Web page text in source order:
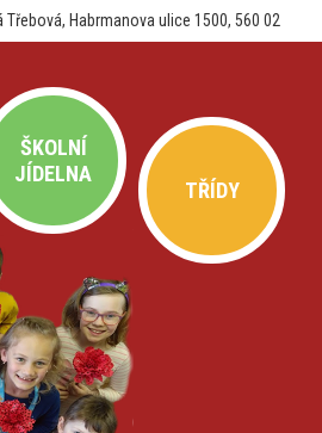
Třebová, Habrmanova ulice 1500, 560 02
ŠKOLNÍ
JÍDELNA
TŘÍDY